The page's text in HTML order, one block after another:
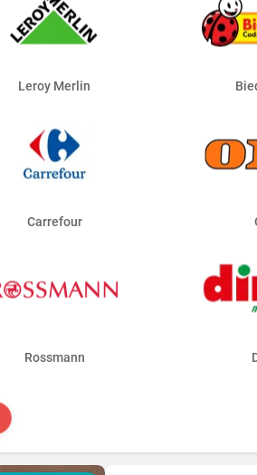
Leroy Merlin
Carrefour
Rossmann